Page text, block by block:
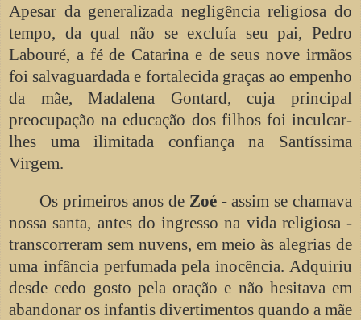
Apesar da generalizada negligência religiosa do
tempo, da qual não se excluía seu pai, Pedro
Labouré, a fé de Catarina e de seus nove irmãos
foi salvaguardada e fortalecida graças ao empenho
da mãe, Madalena Gontard, cuja principal
preocupação na educação dos filhos foi inculcar-
lhes uma ilimitada confiança na Santíssima
Virgem.
Os primeiros anos de Zoé - assim se chamava
nossa santa, antes do ingresso na vida religiosa -
transcorreram sem nuvens, em meio às alegrias de
uma infância perfumada pela inocência. Adquiriu
desde cedo gosto pela oração e não hesitava em
abandonar os infantis divertimentos quando a mãe